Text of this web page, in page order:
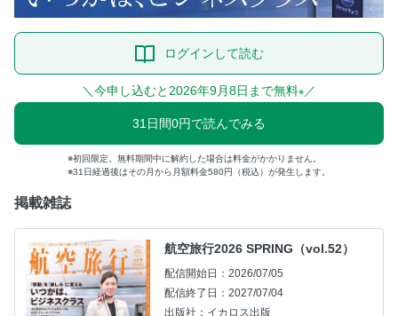
ログインして読む
＼今申し込むと2026年9月8日まで無料※／
31日間0円で読んでみる
初回限定。無料期間中に解約した場合は料金がかかりません。
31日経過後はその月から月額料金580円（税込）が発生します。
掲載雑誌
航空旅行2026 SPRING（vol.52）
配信開始日：2026/07/05
配信終了日：2027/07/04
出版社：イカロス出版